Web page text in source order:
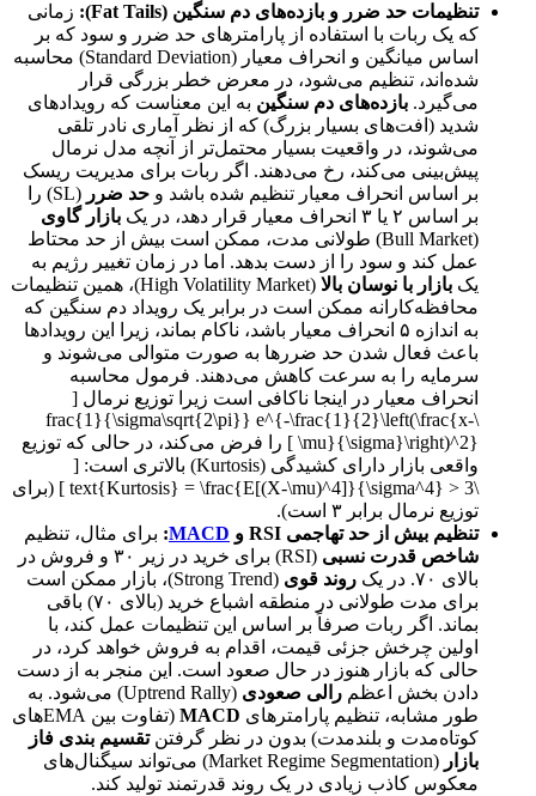
تنظیمات حد ضرر و بازده‌های دم سنگین (Fat Tails):
زمانی
که یک ربات با استفاده از پارامترهای حد ضرر و سود که بر
اساس میانگین و انحراف معیار (Standard Deviation) محاسبه
شده‌اند، تنظیم می‌شود، در معرض خطر بزرگی قرار
می‌گیرد. بازده‌های دم سنگین به این معناست که رویدادهای
شدید (افت‌های بسیار بزرگ) که از نظر آماری نادر تلقی
می‌شوند، در واقعیت بسیار محتمل‌تر از آنچه مدل نرمال
پیش‌بینی می‌کند، رخ می‌دهند. اگر ربات برای مدیریت ریسک
بر اساس انحراف معیار تنظیم شده باشد و حد ضرر
(SL) را
بر اساس ۲ یا ۳ انحراف معیار قرار دهد، در یک
بازار گاوی
(Bull Market) طولانی مدت، ممکن است بیش از حد محتاط
عمل کند و سود را از دست بدهد. اما در زمان تغییر رژیم به
یک بازار با نوسان بالا
(High Volatility Market)، همین تنظیمات
محافظه‌کارانه ممکن است در برابر یک رویداد دم سنگین که
به اندازه ۵ انحراف معیار باشد، ناکام بماند، زیرا این رویدادها
باعث فعال شدن حد ضررها به صورت متوالی می‌شوند و
سرمایه را به سرعت کاهش می‌دهند. فرمول محاسبه
انحراف معیار در اینجا ناکافی است زیرا توزیع نرمال [
\frac{1}{\sigma\sqrt{2\pi}} e^{-\frac{1}{2}\left(\frac{x-
\mu}{\sigma}\right)^2} ] را فرض می‌کند، در حالی که توزیع
واقعی بازار دارای کشیدگی (Kurtosis) بالاتری است: [
\text{Kurtosis} = \frac{E[(X-\mu)^4]}{\sigma^4} > 3 ] (برای
توزیع نرمال برابر ۳ است).
تنظیم بیش از حد تهاجمی RSI و
MACD
: برای مثال، تنظیم
شاخص قدرت نسبی
(RSI) برای خرید در زیر ۳۰ و فروش در
بالای ۷۰. در یک
روند قوی
(Strong Trend)، بازار ممکن است
برای مدت طولانی در منطقه اشباع خرید (بالای ۷۰) باقی
بماند. اگر ربات صرفاً بر اساس این تنظیمات عمل کند، با
اولین چرخش جزئی قیمت، اقدام به فروش خواهد کرد، در
حالی که بازار هنوز در حال صعود است. این منجر به از دست
دادن بخش اعظم رالی صعودی
(Uptrend Rally) می‌شود. به
طور مشابه، تنظیم پارامترهای MACD
(تفاوت بین EMAهای
کوتاه‌مدت و بلندمدت) بدون در نظر گرفتنتقسیم بندی فاز
بازار
(Market Regime Segmentation) می‌تواند سیگنال‌های
معکوس کاذب زیادی در یک روند قدرتمند تولید کند.